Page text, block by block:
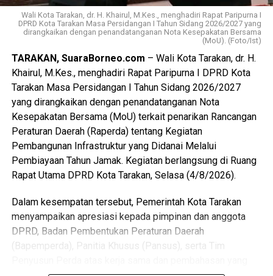
Wali Kota Tarakan, dr. H. Khairul, M.Kes., menghadiri Rapat Paripurna I
DPRD Kota Tarakan Masa Persidangan I Tahun Sidang 2026/2027 yang
dirangkaikan dengan penandatanganan Nota Kesepakatan Bersama
(MoU). (Foto/Ist)
TARAKAN, SuaraBorneo.com – Wali Kota Tarakan, dr. H.
Khairul, M.Kes., menghadiri Rapat Paripurna I DPRD Kota
Tarakan Masa Persidangan I Tahun Sidang 2026/2027
yang dirangkaikan dengan penandatanganan Nota
Kesepakatan Bersama (MoU) terkait penarikan Rancangan
Peraturan Daerah (Raperda) tentang Kegiatan
Pembangunan Infrastruktur yang Didanai Melalui
Pembiayaan Tahun Jamak. Kegiatan berlangsung di Ruang
Rapat Utama DPRD Kota Tarakan, Selasa (4/8/2026).
Dalam kesempatan tersebut, Pemerintah Kota Tarakan
menyampaikan apresiasi kepada pimpinan dan anggota
DPRD, Badan Pembentukan Peraturan Daerah
(Bapemperda), Panitia Khusus (Pansus), serta Tim